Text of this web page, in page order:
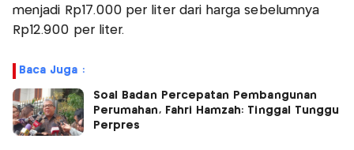
menjadi Rp17.000 per liter dari harga sebelumnya
Rp12.900 per liter.
Baca Juga :
Soal Badan Percepatan Pembangunan
Perumahan, Fahri Hamzah: Tinggal Tunggu
Perpres